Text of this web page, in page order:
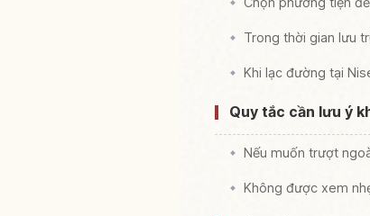
Trong thời gian lưu
Khi lạc đường tại
Quy tắc cần lưu ý
Nếu muốn trượt
Không được xem